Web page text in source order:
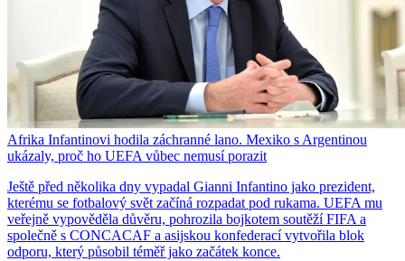
Afrika Infantinovi hodila záchranné lano. Mexiko s Argentinou
ukázaly, proč ho UEFA vůbec nemusí porazit
Ještě před několika dny vypadal Gianni Infantino jako prezident,
kterému se fotbalový svět začíná rozpadat pod rukama. UEFA mu
veřejně vypověděla důvěru, pohrozila bojkotem soutěží FIFA a
společně s CONCACAF a asijskou konfederací vytvořila blok
odporu, který působil téměř jako začátek konce.